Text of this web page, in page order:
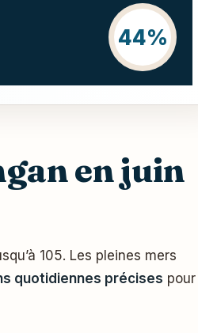
44%
en juin
105. Les pleines mers
quotidiennes précises pour